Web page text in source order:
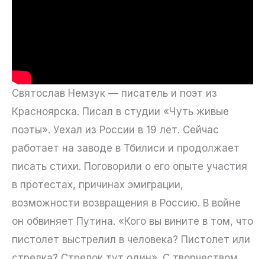
Святослав Немзук — писатель и поэт из
Красноярска. Писал в студии «Чуть живые
поэты». Уехал из России в 19 лет. Сейчас
работает на заводе в Тбилиси и продолжает
писать стихи. Поговорили о его опыте участия
в протестах, причинах эмиграции,
возможности возвращения в Россию. В войне
он обвиняет Путина. «Кого вы вините в том, что
пистолет выстрелил в человека? Пистолет или